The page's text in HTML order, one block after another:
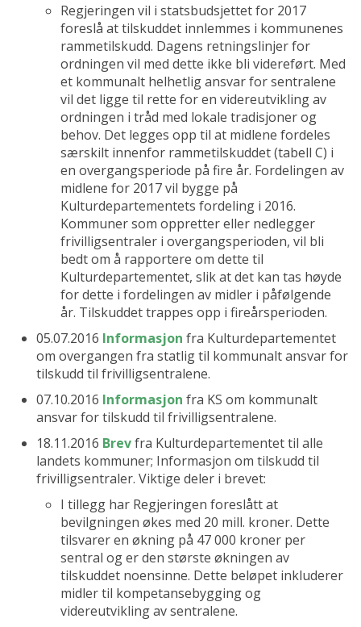
Regjeringen vil i statsbudsjettet for 2017
foreslå at tilskuddet innlemmes i kommunenes
rammetilskudd. Dagens retningslinjer for
ordningen vil med dette ikke bli videreført. Med
et kommunalt helhetlig ansvar for sentralene
vil det ligge til rette for en videreutvikling av
ordningen i tråd med lokale tradisjoner og
behov. Det legges opp til at midlene fordeles
særskilt innenfor rammetilskuddet (tabell C) i
en overgangsperiode på fire år. Fordelingen av
midlene for 2017 vil bygge på
Kulturdepartementets fordeling i 2016.
Kommuner som oppretter eller nedlegger
frivilligsentraler i overgangsperioden, vil bli
bedt om å rapportere om dette til
Kulturdepartementet, slik at det kan tas høyde
for dette i fordelingen av midler i påfølgende
år. Tilskuddet trappes opp i fireårsperioden.
05.07.2016 Informasjon fra Kulturdepartementet
om overgangen fra statlig til kommunalt ansvar for
tilskudd til frivilligsentralene.
07.10.2016 Informasjon fra KS om kommunalt
ansvar for tilskudd til frivilligsentralene.
18.11.2016 Brevfra Kulturdepartementet til alle
landets kommuner; Informasjon om tilskudd til
frivilligsentraler. Viktige deler i brevet:
I tillegg har Regjeringen foreslått at
bevilgningen økes med 20 mill. kroner. Dette
tilsvarer en økning på 47 000 kroner per
sentral og er den største økningen av
tilskuddet noensinne. Dette beløpet inkluderer
midler til kompetansebygging og
videreutvikling av sentralene.